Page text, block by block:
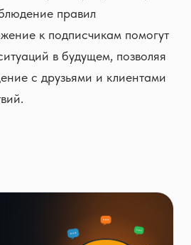
правил
к подписчикам помогут
в будущем, позволяя
с друзьями и клиентами